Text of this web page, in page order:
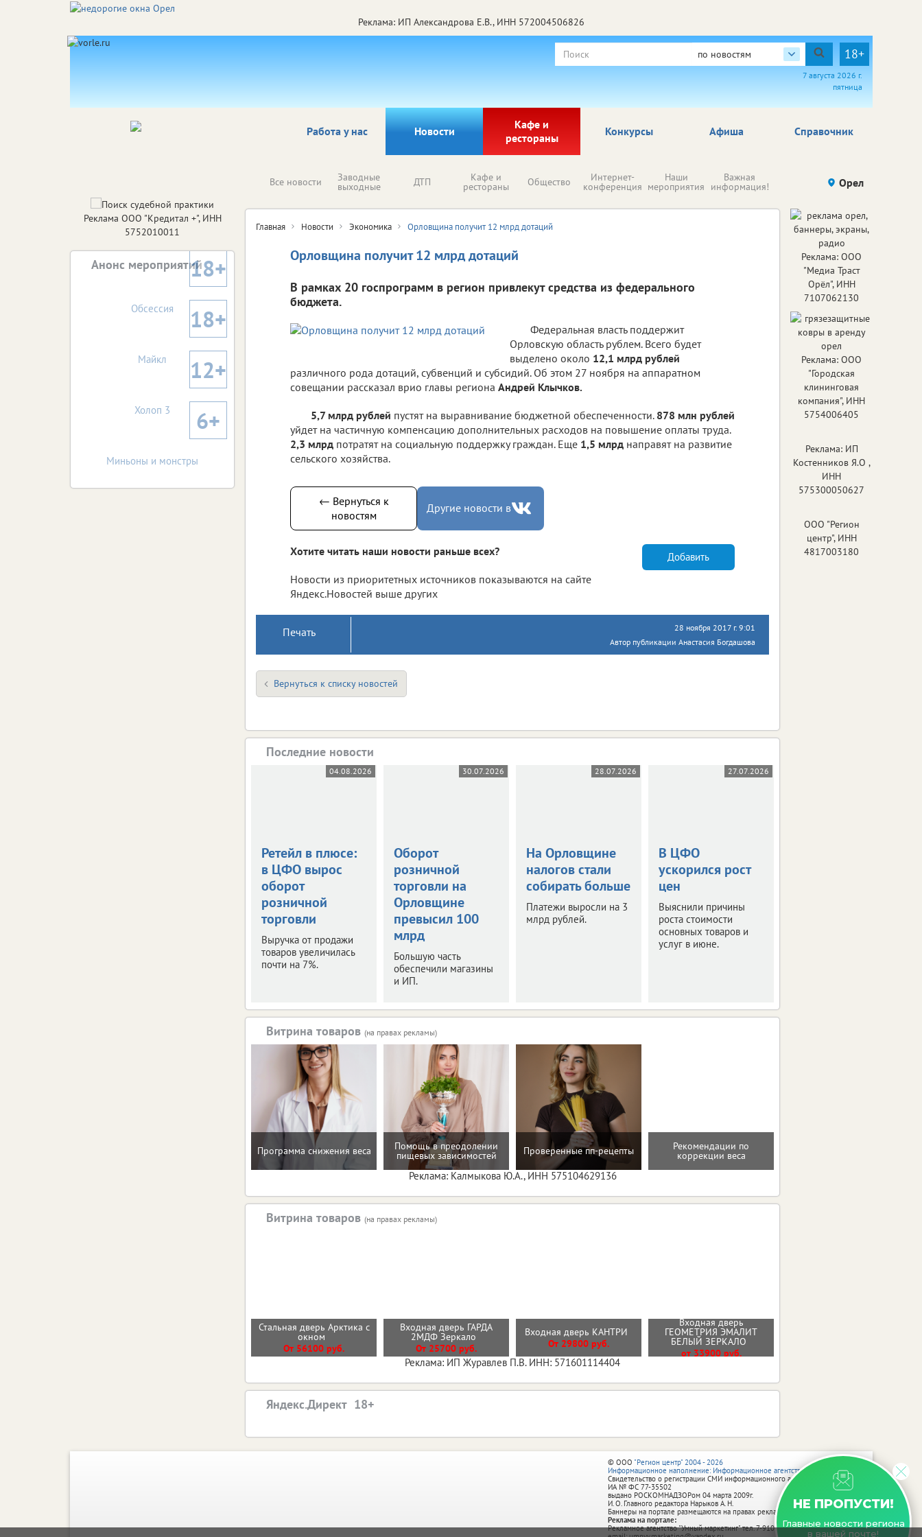
Реклама: ИП Александрова Е.В., ИНН 572004506826
по новостям 18+
7 августа 2026 г.
пятница
Работа у нас Новости
Кафе и
рестораны
Афиша Справочник
Конкурсы
Все новости Заводные
выходные ДТП Кафе и
рестораны Общество Интернет-
конференция
Наши
мероприятия
Важная
информация! Происшествия Здоровье
Орел
Главная Новости Экономика Орловщина получит 12 млрд дотаций
Орловщина получит 12 млрд дотаций
В рамках 20 госпрограмм в регион привлекут средства из федерального
бюджета.
Федеральная власть поддержит
Орловскую область рублем. Всего будет
выделено около 12,1 млрд рублей
различного рода дотаций, субвенций и субсидий. Об этом 27 ноября на аппаратном
совещании рассказал врио главы региона Андрей Клычков.
5,7 млрд рублей пустят на выравнивание бюджетной обеспеченности. 878 млн рублей
уйдет на частичную компенсацию дополнительных расходов на повышение оплаты труда.
2,3 млрд потратят на социальную поддержку граждан. Еще 1,5 млрд направят на развитие
сельского хозяйства.
← Вернуться к
новостям
Другие новости в
Хотите читать наши новости раньше всех?
Новости из приоритетных источников показываются на сайте
Яндекс.Новостей выше других
Добавить
Печать
28 ноября 2017 г. 9:01
Автор публикации Анастасия Богдашова
Вернуться к списку новостей
Последние новости
04.08.2026
Ретейл в плюсе:
в ЦФО вырос
оборот
розничной
торговли
Выручка от продажи
товаров увеличилась
почти на 7%.
30.07.2026
Оборот
розничной
торговли на
Орловщине
превысил 100
млрд
Большую часть
обеспечили магазины
и ИП.
28.07.2026
На Орловщине
налогов стали
собирать больше
Платежи выросли на 3
млрд рублей.
27.07.2026
В ЦФО
ускорился рост
цен
Выяснили причины
роста стоимости
основных товаров и
услуг в июне.
Витрина товаров (на правах рекламы)
Программа снижения веса Помощь в преодолении
пищевых зависимостей Проверенные пп-рецепты Рекомендации по
коррекции веса
Реклама: Калмыкова Ю.А., ИНН 575104629136
Витрина товаров (на правах рекламы)
Стальная дверь Арктика с
окном
От 56100 руб.
Входная дверь ГАРДА
2МДФ Зеркало
От 25700 руб.
Входная дверь КАНТРИ
От 29800 руб.
Входная дверь
ГЕОМЕТРИЯ ЭМАЛИТ
БЕЛЫЙ ЗЕРКАЛО
от 33900 руб.
Реклама: ИП Журавлев П.В. ИНН: 571601114404
Яндекс.Директ
Реклама ООО "Кредитал +", ИНН
5752010011
Анонс мероприятий18+
Обсессия 18+
Майкл 12+
Холоп 3 6+
Миньоны и монстры
Реклама: ООО
"Медиа Траст
Орёл", ИНН
7107062130
Реклама: ООО
"Городская
клининговая
компания", ИНН
5754006405
Реклама: ИП
Костенников Я.О ,
ИНН
575300050627
ООО "Регион
центр", ИНН
4817003180
НЕ ПРОПУСТИ!
Главные новости региона
в вашей почте!
© ООО "Регион центр" 2004 - 2026
Информационное наполнение: Информационное агентство vRossii.ru
Свидетельство о регистрации СМИ информационного агентства vRossii.ru
ИА № ФС 77‑35502
выдано РОСКОМНАДЗОРом 04 марта 2009г.
И. О. Главного редактора Нарыков А. Н.
Баннеры на портале размещаются на правах рекламы.
Реклама на портале:
Рекламное агентство "Умный маркетинг" тел. 7-910-267-70-40,